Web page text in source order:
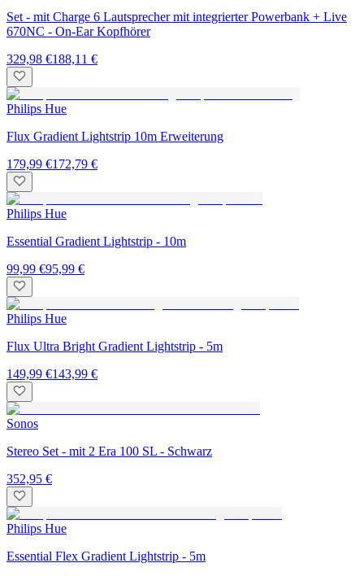
Set - mit Charge 6 Lautsprecher mit integrierter Powerbank + Live
670NC - On-Ear Kopfhörer
329,98 €188,11 €
Philips Hue
Flux Gradient Lightstrip 10m Erweiterung
179,99 €172,79 €
Philips Hue
Essential Gradient Lightstrip - 10m
99,99 €95,99 €
Philips Hue
Flux Ultra Bright Gradient Lightstrip - 5m
149,99 €143,99 €
Sonos
Stereo Set - mit 2 Era 100 SL - Schwarz
352,95 €
Philips Hue
Essential Flex Gradient Lightstrip - 5m